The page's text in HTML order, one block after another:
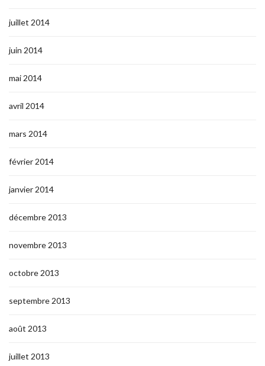
juillet 2014
juin 2014
mai 2014
avril 2014
mars 2014
février 2014
janvier 2014
décembre 2013
novembre 2013
octobre 2013
septembre 2013
août 2013
juillet 2013